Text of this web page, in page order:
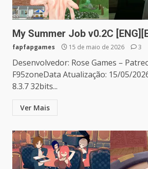
My Summer Job v0.2C
fapfapgames 15 de maio de 2026 3
Desenvolvedor: Rose Games –
F95zoneData Atualização: 15/05/
8.3.7 32bits...
Ver Mais